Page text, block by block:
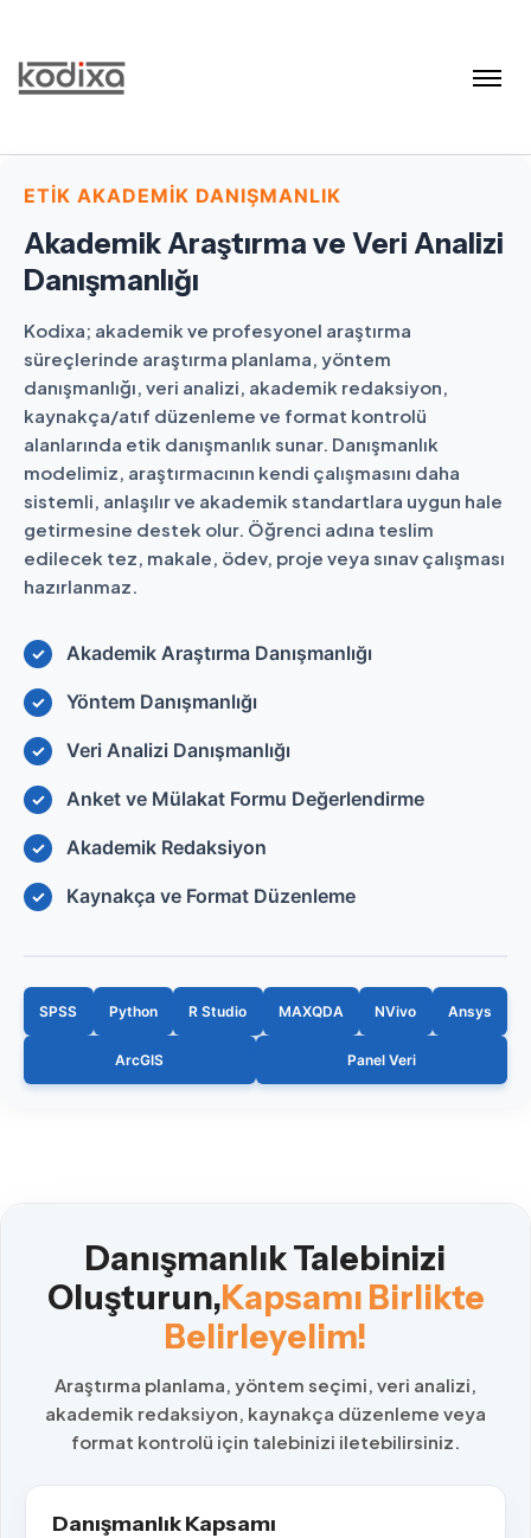
ETIK AKADEMIK DANIŞMANLIK
Akademik Araştırma ve Veri Analizi
Danışmanlığı
Kodixa; akademik ve profesyonel araştırma
süreçlerinde araştırma planlama, yöntem
danışmanlığı, veri analizi, akademik redaksiyon,
kaynakça/atıf düzenleme ve format kontrolü
alanlarında etik danışmanlık sunar. Danışmanlık
modelimiz, araştırmacının kendi çalışmasını daha
sistemli, anlaşılır ve akademik standartlara uygun hale
getirmesine destek olur. Öğrenci adına teslim
edilecek tez, makale, ödev, proje veya sınav çalışması
hazırlanmaz.
Akademik Araştırma Danışmanlığı
Yöntem Danışmanlığı
Veri Analizi Danışmanlığı
Anket ve Mülakat Formu Değerlendirme
Akademik Redaksiyon
Kaynakça ve Format Düzenleme
SPSS Python R Studio MAXQDA NVivo Ansys
ArcGIS Panel Veri
Danışmanlık Talebinizi
Oluşturun,Kapsamı Birlikte
Belirleyelim!
Araştırma planlama, yöntem seçimi, veri analizi,
akademik redaksiyon, kaynakça düzenleme veya
format kontrolü için talebinizi iletebilirsiniz.
Danışmanlık Kapsamı